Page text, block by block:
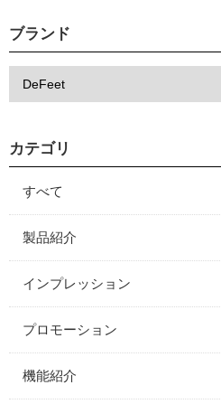
ブランド
カテゴリ
すべて
製品紹介
インプレッション
プロモーション
機能紹介